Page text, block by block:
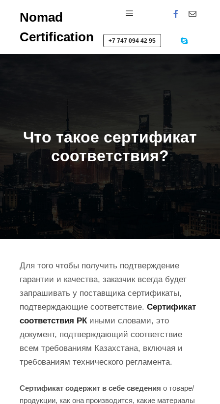
Nomad
Certification
+7 747 094 42 95
Что такое сертификат
соответствия?
Для того чтобы получить подтверждение
гарантии и качества, заказчик всегда будет
запрашивать у поставщика сертификаты,
подтверждающие соответствие. Сертификат
соответствия РК иными словами, это
документ, подтверждающий соответствие
всем требованиям Казахстана, включая и
требованиям технического регламента.
Сертификат содержит в себе сведения о товаре/
продукции, как она производится, какие материалы